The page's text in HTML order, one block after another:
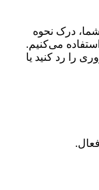
درک نحوه
می‌کنیم.
را رد کنید یا